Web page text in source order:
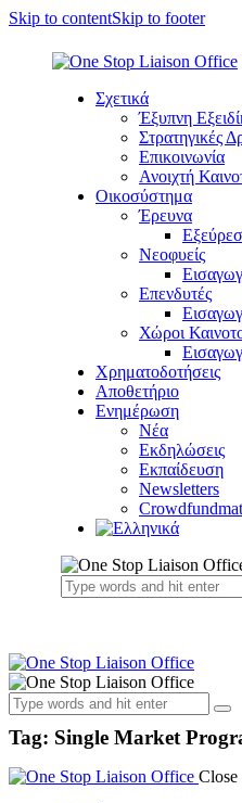
Skip to contentSkip to footer
Σχετικά
Έξυπνη
Στρατηγικές
Επικοινωνία
Ανοιχτή
Οικοσύστημα
Έρευνα
Νεοφυείς
Επενδυτές
Χώροι
Χρηματοδοτήσεις
Αποθετήριο
Ενημέρωση
Νέα
Εκδηλώσεις
Εκπαίδευση
Newsletters
Tag: Single Market
Close